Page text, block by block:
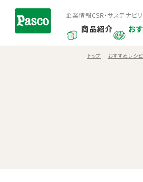
商品紹介 お
企業情報CSR・サステナビ
トップ おすすめレシピ